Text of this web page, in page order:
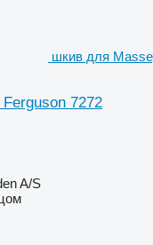
шкив для
7272
A/S